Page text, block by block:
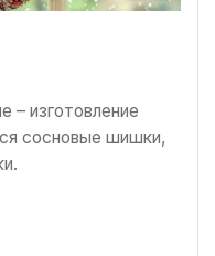
– изготовление
сосновые шишки,